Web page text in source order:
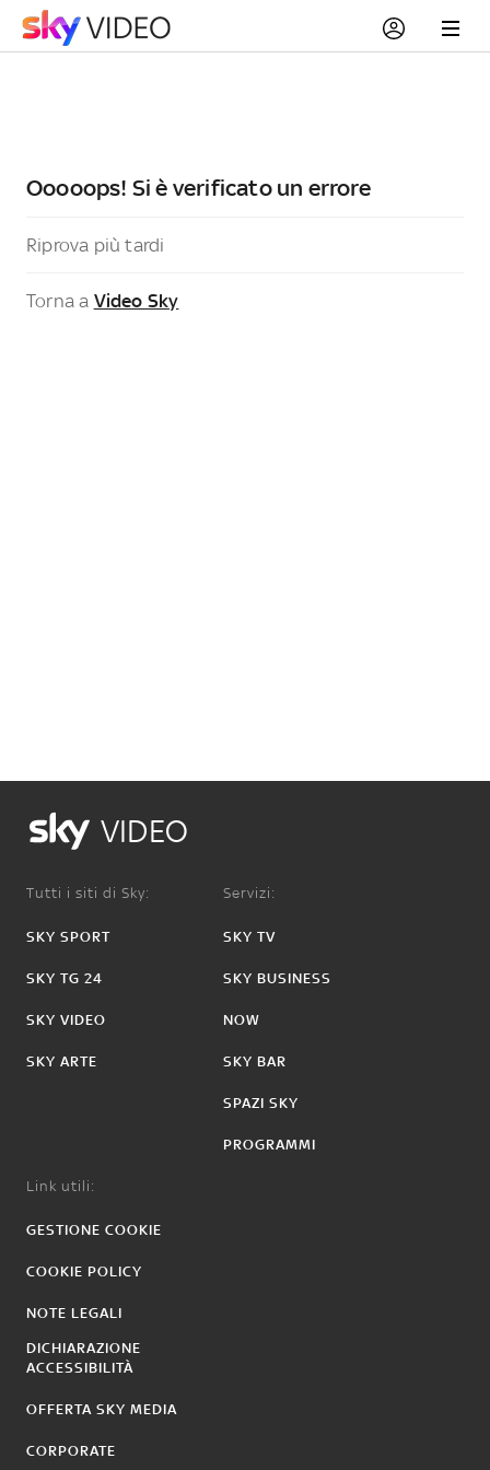
Ooooops! Si è verificato un errore
Riprova più tardi
Torna a Video Sky
VIDEO
Tutti i siti di Sky:
SKY SPORT
SKY TG 24
SKY VIDEO
SKY ARTE
Servizi:
SKY TV
SKY BUSINESS
NOW
SKY BAR
SPAZI SKY
PROGRAMMI
Link utili:
GESTIONE COOKIE
COOKIE POLICY
NOTE LEGALI
DICHIARAZIONE
ACCESSIBILITÀ
OFFERTA SKY MEDIA
CORPORATE